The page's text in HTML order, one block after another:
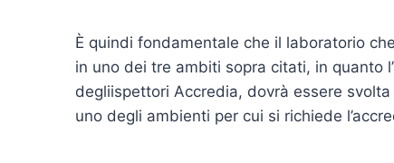
È quindi fondamentale che il laboratorio
in uno dei tre ambiti sopra citati, in quanto
degliispettori Accredia, dovrà essere
uno degli ambienti per cui si richiede